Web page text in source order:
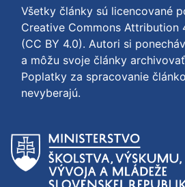
Všetky články sú licencované
Creative Commons Attribution
(CC BY 4.0). Autori si
a môžu svoje články
Poplatky za spracovanie
nevyberajú.